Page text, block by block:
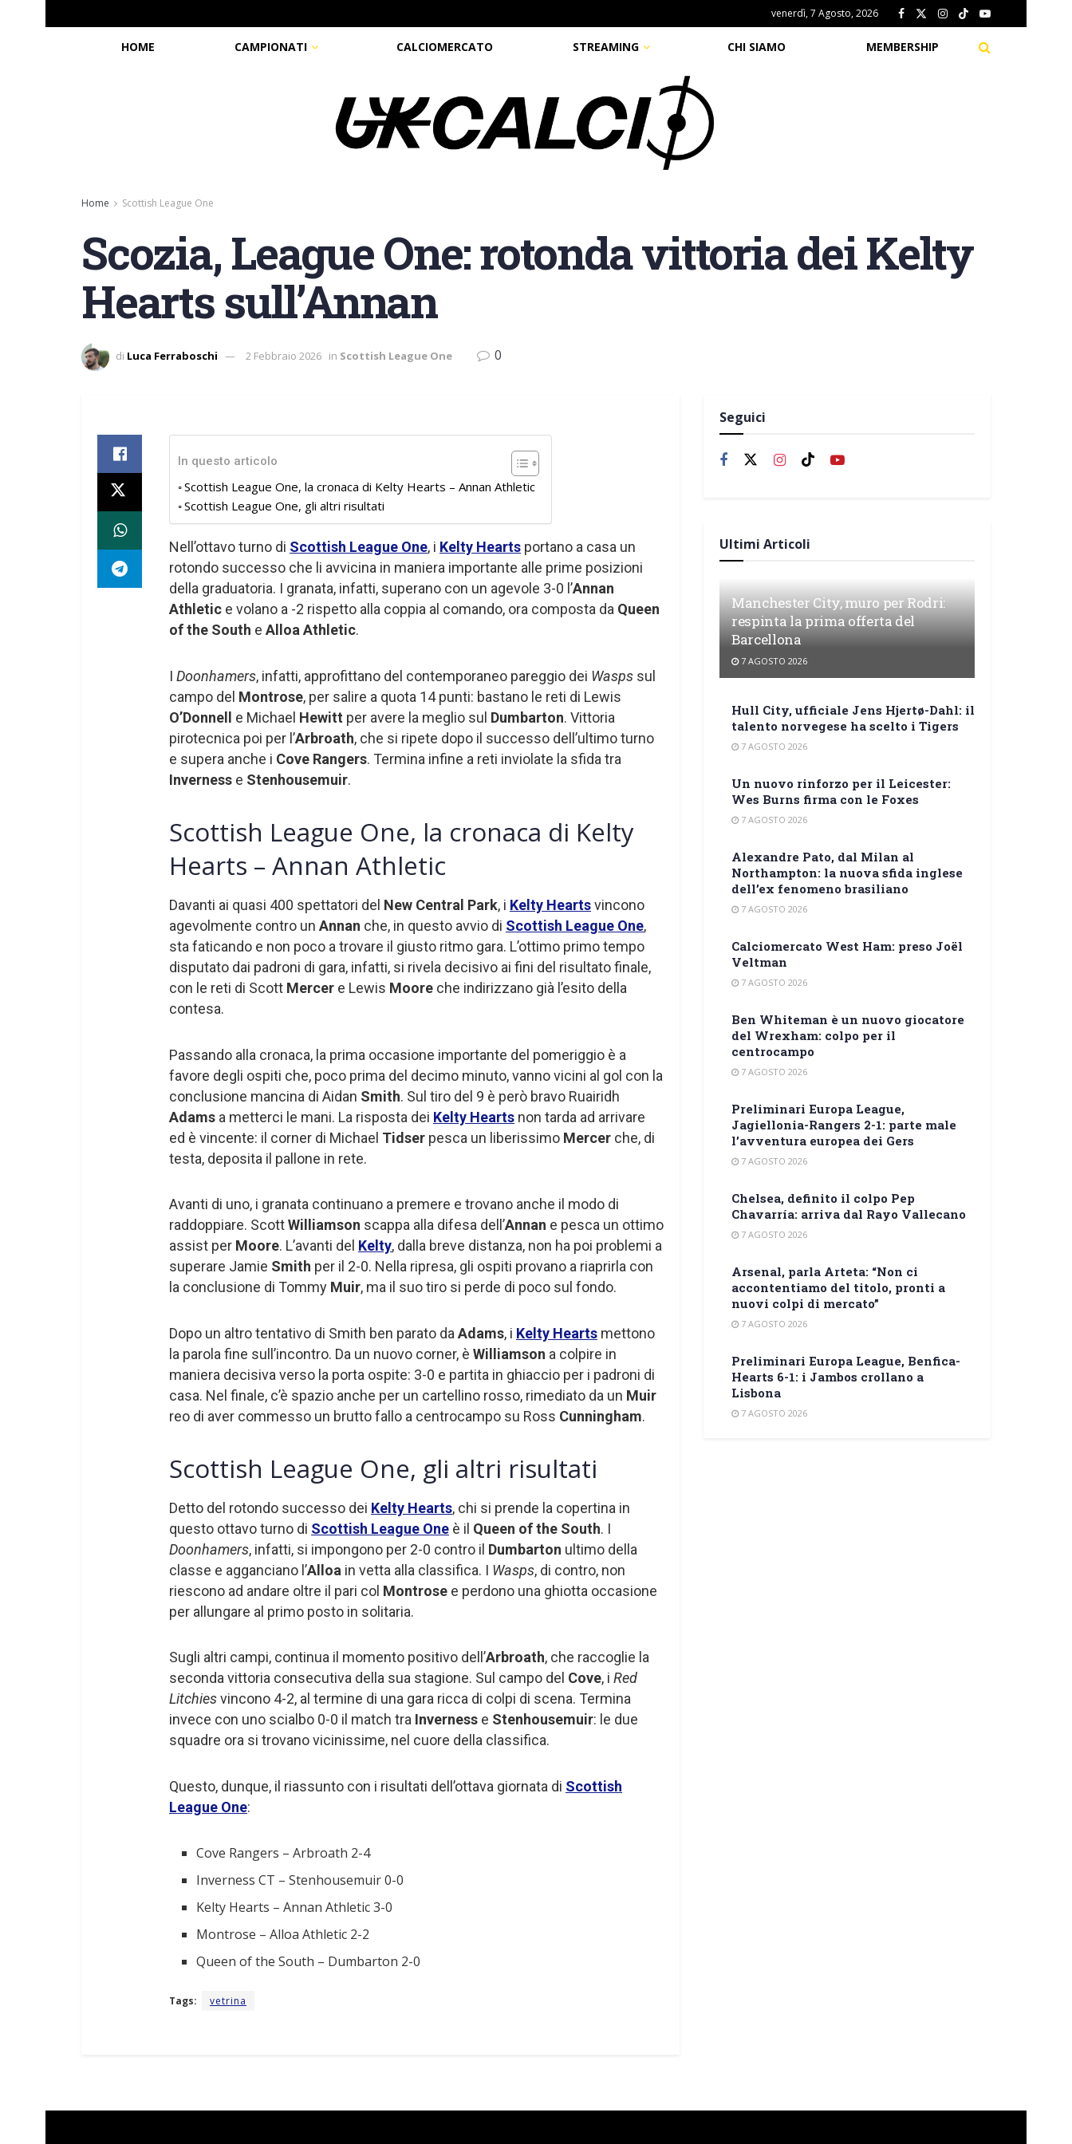
venerdì, 7 Agosto, 2026
HOME CAMPIONATI CALCIOMERCATO STREAMING CHI SIAMO MEMBERSHIP
Home Scottish League One
Scozia, League One: rotonda vittoria dei Kelty
Hearts sull’Annan
di Luca Ferraboschi 2 Febbraio 2026 in Scottish League One 0
In questo articolo
Scottish League One, la cronaca di Kelty Hearts – Annan Athletic
Scottish League One, gli altri risultati
Nell’ottavo turno di Scottish League One, i Kelty Hearts portano a casa un
rotondo successo che li avvicina in maniera importante alle prime posizioni
della graduatoria. I granata, infatti, superano con un agevole 3-0 l’Annan
Athletic e volano a -2 rispetto alla coppia al comando, ora composta da Queen
of the South e Alloa Athletic.
I Doonhamers, infatti, approfittano del contemporaneo pareggio dei Wasps sul
campo del Montrose, per salire a quota 14 punti: bastano le reti di Lewis
O’Donnell
e Michael Hewitt per avere la meglio sul Dumbarton. Vittoria
pirotecnica poi per l’Arbroath, che si ripete dopo il successo dell’ultimo turno
e supera anche i Cove Rangers. Termina infine a reti inviolate la sfida tra
Inverness e Stenhousemuir.
Scottish League One, la cronaca di Kelty
Hearts – Annan Athletic
Davanti ai quasi 400 spettatori del New Central Park, i Kelty Heartsvincono
agevolmente contro un Annan che, in questo avvio di Scottish League One,
sta faticando e non poco a trovare il giusto ritmo gara. L’ottimo primo tempo
disputato dai padroni di gara, infatti, si rivela decisivo ai fini del risultato finale,
con le reti di Scott Mercer e Lewis Moore che indirizzano già l’esito della
contesa.
Passando alla cronaca, la prima occasione importante del pomeriggio è a
favore degli ospiti che, poco prima del decimo minuto, vanno vicini al gol con la
conclusione mancina di Aidan Smith. Sul tiro del 9 è però bravo Ruairidh
Adams a metterci le mani. La risposta dei Kelty Hearts non tarda ad arrivare
ed è vincente: il corner di Michael Tidser pesca un liberissimo Mercer che, di
testa, deposita il pallone in rete.
Avanti di uno, i granata continuano a premere e trovano anche il modo di
raddoppiare. ScottWilliamson scappa alla difesa dell’Annan e pesca un ottimo
assist per Moore. L’avanti del Kelty, dalla breve distanza, non ha poi problemi a
superare Jamie Smith per il 2-0. Nella ripresa, gli ospiti provano a riaprirla con
la conclusione di Tommy Muir, ma il suo tiro si perde di poco sul fondo.
Dopo un altro tentativo di Smith ben parato da Adams, i Kelty Hearts mettono
la parola fine sull’incontro. Da un nuovo corner, è Williamson a colpire in
maniera decisiva verso la porta ospite: 3-0 e partita in ghiaccio per i padroni di
casa. Nel finale, c’è spazio anche per un cartellino rosso, rimediato da un Muir
reo di aver commesso un brutto fallo a centrocampo su Ross Cunningham.
Scottish League One, gli altri risultati
Detto del rotondo successo dei Kelty Hearts, chi si prende la copertina in
questo ottavo turno di Scottish League One è il Queen of the South. I
Doonhamers, infatti, si impongono per 2-0 contro il Dumbarton ultimo della
classe e agganciano l’Alloa in vetta alla classifica. I Wasps, di contro, non
riescono ad andare oltre il pari col Montrose e perdono una ghiotta occasione
per allungare al primo posto in solitaria.
Sugli altri campi, continua il momento positivo dell’Arbroath, che raccoglie la
seconda vittoria consecutiva della sua stagione. Sul campo del Cove, i Red
Litchiesvincono 4-2, al termine di una gara ricca di colpi di scena. Termina
invece con uno scialbo 0-0 il match tra Inverness e Stenhousemuir: le due
squadre ora si trovano vicinissime, nel cuore della classifica.
Questo, dunque, il riassunto con i risultati dell’ottava giornata di Scottish
League One:
Cove Rangers – Arbroath 2-4
Inverness CT – Stenhousemuir 0-0
Kelty Hearts – Annan Athletic 3-0
Montrose – Alloa Athletic 2-2
Queen of the South – Dumbarton 2-0
Tags: vetrina
Seguici
Ultimi Articoli
Manchester City, muro per Rodri:
respinta la prima offerta del
Barcellona
7 AGOSTO 2026
Hull City, ufficiale Jens Hjertø-Dahl: il
talento norvegese ha scelto i Tigers
7 AGOSTO 2026
Un nuovo rinforzo per il Leicester:
Wes Burns firma con le Foxes
7 AGOSTO 2026
Alexandre Pato, dal Milan al
Northampton: la nuova sfida inglese
dell’ex fenomeno brasiliano
7 AGOSTO 2026
Calciomercato West Ham: preso Joël
Veltman
7 AGOSTO 2026
Ben Whiteman è un nuovo giocatore
del Wrexham: colpo per il
centrocampo
7 AGOSTO 2026
Preliminari Europa League,
Jagiellonia-Rangers 2-1: parte male
l’avventura europea dei Gers
7 AGOSTO 2026
Chelsea, definito il colpo Pep
Chavarría: arriva dal Rayo Vallecano
7 AGOSTO 2026
Arsenal, parla Arteta: “Non ci
accontentiamo del titolo, pronti a
nuovi colpi di mercato”
7 AGOSTO 2026
Preliminari Europa League, Benfica-
Hearts 6-1: i Jambos crollano a
Lisbona
7 AGOSTO 2026